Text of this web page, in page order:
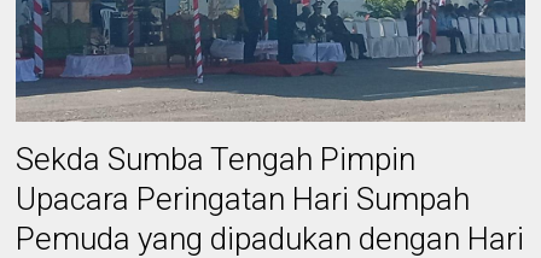
Sekda Sumba Tengah Pimpin
Upacara Peringatan Hari Sumpah
Pemuda yang dipadukan dengan Hari